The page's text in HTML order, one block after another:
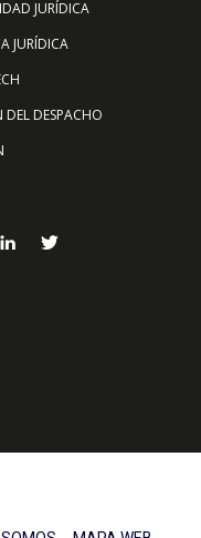
JURÍDICA
JURÍDICA
DEL DESPACHO